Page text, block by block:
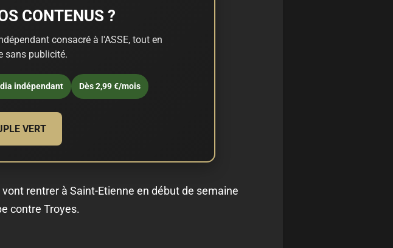
CONTENUS ?
consacré à l'ASSE, tout en
sans publicité.
indépendant Dès 2,99 €/mois
VERT
rentrer à Saint-Etienne en début de semaine
contre Troyes.